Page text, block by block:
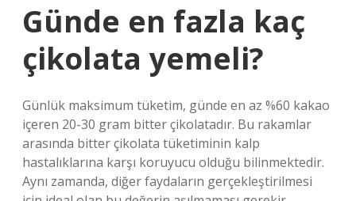
Günde en fazla kaç
çikolata yemeli?
Günlük maksimum tüketim, günde en az %60 kakao
içeren 20-30 gram bitter çikolatadır. Bu rakamlar
arasında bitter çikolata tüketiminin kalp
hastalıklarına karşı koruyucu olduğu bilinmektedir.
Aynı zamanda, diğer faydaların gerçekleştirilmesi